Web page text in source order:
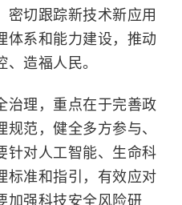
密切跟踪新技术新应用
体系和能力建设，推动
造福人民。
理，重点在于完善政
范，健全多方参与、
针对人工智能、生命科
标准和指引，有效应对
加强科技安全风险研